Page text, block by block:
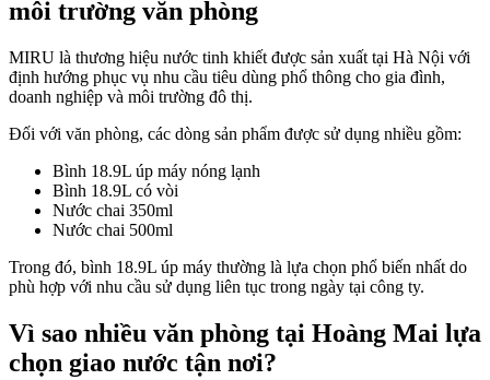
môi trường văn phòng
MIRU là thương hiệu nước tinh khiết được sản xuất tại Hà Nội với
định hướng phục vụ nhu cầu tiêu dùng phổ thông cho gia đình,
doanh nghiệp và môi trường đô thị.
Đối với văn phòng, các dòng sản phẩm được sử dụng nhiều gồm:
Bình 18.9L úp máy nóng lạnh
Bình 18.9L có vòi
Nước chai 350ml
Nước chai 500ml
Trong đó, bình 18.9L úp máy thường là lựa chọn phổ biến nhất do
phù hợp với nhu cầu sử dụng liên tục trong ngày tại công ty.
Vì sao nhiều văn phòng tại Hoàng Mai lựa
chọn giao nước tận nơi?